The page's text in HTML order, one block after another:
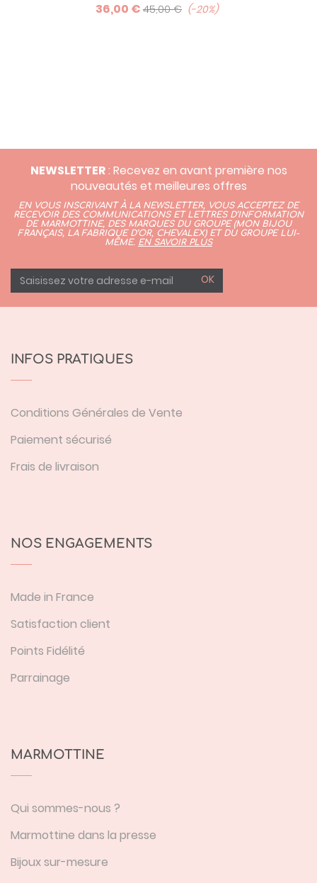
(poignet femme).
36,00 € 45,00 € -20%
NEWSLETTER: Recevez en avant première nos
nouveautés et meilleures offres
EN VOUS INSCRIVANT À LA NEWSLETTER, VOUS ACCEPTEZ DE
RECEVOIR DES COMMUNICATIONS ET LETTRES D’INFORMATION
DE MARMOTTINE, DES MARQUES DU GROUPE (MON BIJOU
FRANÇAIS, LA FABRIQUE D’OR, CHEVALEX)ET DU GROUPE LUI-
MÊME. EN SAVOIR PLUS
OK
INFOS PRATIQUES
Conditions Générales de Vente
Paiement sécurisé
Frais de livraison
NOS ENGAGEMENTS
Made in France
Satisfaction client
Points Fidélité
Parrainage
MARMOTTINE
Qui sommes-nous ?
Marmottine dans la presse
Bijoux sur-mesure